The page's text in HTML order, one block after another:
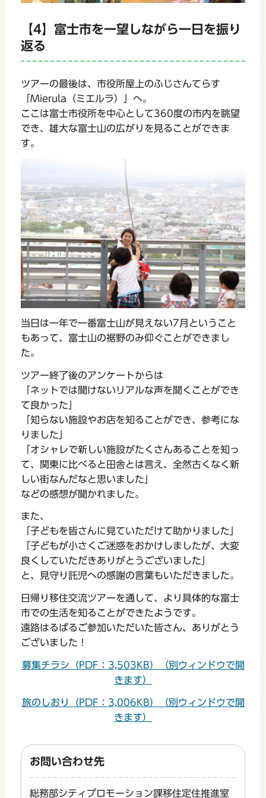
【4】富士市を一望しながら一日を振り
返る
ツアーの最後は、市役所屋上のふじさんてらす
「Mierula（ミエルラ）」へ。
ここは富士市役所を中心として360度の市内を眺望
でき、雄大な富士山の広がりを見ることができま
す。
当日は一年で一番富士山が見えない7月ということ
もあって、富士山の裾野のみ仰ぐことができまし
た。
ツアー終了後のアンケートからは
「ネットでは聞けないリアルな声を聞くことができ
て良かった」
「知らない施設やお店を知ることができ、参考にな
りました」
「オシャレで新しい施設がたくさんあることを知っ
て、関東に比べると田舎とは言え、全然古くなく新
しい街なんだなと思いました」
などの感想が聞かれました。
また、
「子どもを皆さんに見ていただけて助かりました」
「子どもが小さくご迷惑をおかけしましたが、大変
良くしていただきありがとうございました」
と、見守り託児への感謝の言葉もいただきました。
日帰り移住交流ツアーを通して、より具体的な富士
市での生活を知ることができたようです。
遠路はるばるご参加いただいた皆さん、ありがとう
ございました！
募集チラシ（PDF：3,503KB）（別ウィンドウで開
きます）
旅のしおり（PDF：3,006KB）（別ウィンドウで開
きます）
お問い合わせ先
総務部シティプロモーション課移住定住推進室